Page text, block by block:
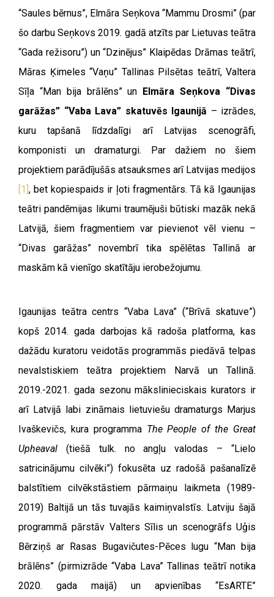
“Saules bērnus”, Elmāra Seņkova “Mammu Drosmi” (par
šo darbu Seņkovs 2019. gadā atzīts par Lietuvas teātra
“Gada režisoru”) un “Dzinējus” Klaipēdas Drāmas teātrī,
Māras Ķimeles “Vaņu” Tallinas Pilsētas teātrī, Valtera
Sīļa “Man bija brālēns” un Elmāra Seņkova “Divas
garāžas” “Vaba Lava” skatuvēs Igaunijā – izrādes,
kuru tapšanā līdzdalīgi arī Latvijas scenogrāfi,
komponisti un dramaturgi. Par dažiem no šiem
projektiem parādījušās atsauksmes arī Latvijas medijos
[1], bet kopiespaids ir ļoti fragmentārs. Tā kā Igaunijas
teātri pandēmijas likumi traumējuši būtiski mazāk nekā
Latvijā, šiem fragmentiem var pievienot vēl vienu –
“Divas garāžas” novembrī tika spēlētas Tallinā ar
maskām kā vienīgo skatītāju ierobežojumu.
Igaunijas teātra centrs “Vaba Lava” (“Brīvā skatuve”)
kopš 2014. gada darbojas kā radoša platforma, kas
dažādu kuratoru veidotās programmās piedāvā telpas
nevalstiskiem teātra projektiem Narvā un Tallinā.
2019.-2021. gada sezonu mākslinieciskais kurators ir
arī Latvijā labi zināmais lietuviešu dramaturgs Marjus
Ivaškevičs, kura programma The People of the Great
Upheaval (tiešā tulk. no angļu valodas – “Lielo
satricinājumu cilvēki”) fokusēta uz radošā pašanalīzē
balstītiem cilvēkstāstiem pārmaiņu laikmeta (1989-
2019) Baltijā un tās tuvajās kaimiņvalstīs. Latviju šajā
programmā pārstāv Valters Sīlis un scenogrāfs Uģis
Bērziņš ar Rasas Bugavičutes-Pēces lugu “Man bija
brālēns” (pirmizrāde “Vaba Lava” Tallinas teātrī notika
2020. gada maijā) un apvienības “EsARTE”